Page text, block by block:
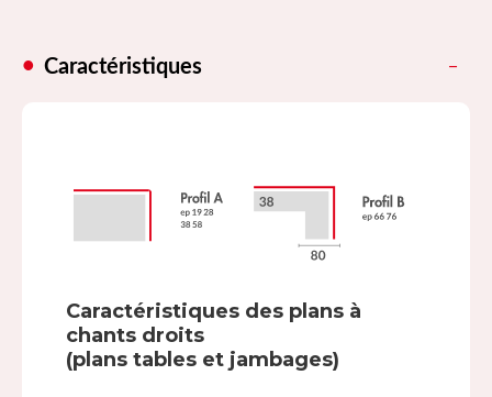
Caractéristiques
Caractéristiques des plans à
chants droits
(plans tables et jambages)